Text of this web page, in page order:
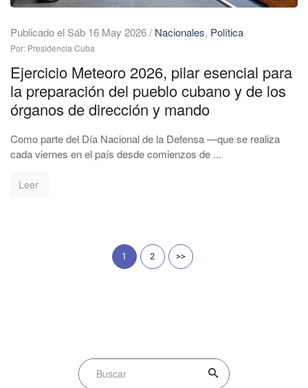
Publicado el Sáb 16 May 2026/ Nacionales, Política
Por: Presidencia Cuba
Ejercicio Meteoro 2026, pilar esencial para
la preparación del pueblo cubano y de los
órganos de dirección y mando
Como parte del Día Nacional de la Defensa —que se realiza
cada viernes en el país desde comienzos de ...
Leer
1 2 >>